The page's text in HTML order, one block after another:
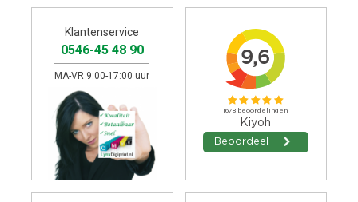
Klantenservice
0546-45 48 90
MA-VR 9:00-17:00 uur